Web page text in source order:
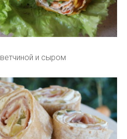
и сыром